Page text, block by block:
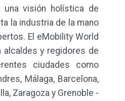
una visión holística de
la industria de la mano
El eMobility World
alcaldes y regidores de
ciudades como
Málaga, Barcelona,
Zaragoza y Grenoble -